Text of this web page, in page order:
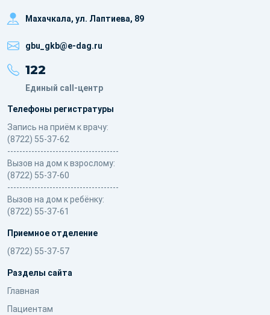
Махачкала, ​ул. Лаптиева, 89
gbu_gkb@e-dag.ru
122
Единый call-центр
Телефоны регистратуры
Запись на приём к врачу:
(8722) 55-37-62
-------------------------------------
Вызов на дом к взрослому:
(8722) 55-37-60
-------------------------------------
Вызов на дом к ребёнку:
(8722) 55-37-61
Приемное отделение
(8722) 55-37-57
Разделы сайта
Главная
Пациентам